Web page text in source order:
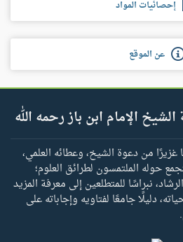
إحصائيات المواد
عن الموقع
الإمام ابن باز رحمه الله
من دعوة الشيخ، وعطائه العلمي،
حوله الملتمسون لطرائق العلوم؛
نبراسًا للمتطلعين إلى معرفة المزيد
دليلًا جامعًا لفتاويه وإجاباته على